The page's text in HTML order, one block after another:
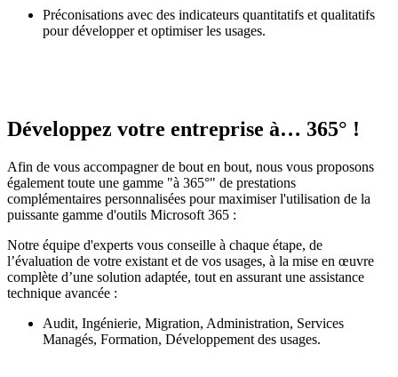
Préconisations avec des indicateurs quantitatifs et qualitatifs
pour développer et optimiser les usages.
Développez votre entreprise à… 365° !
Afin de vous accompagner de bout en bout, nous vous proposons
également toute une gamme "à 365°" de prestations
complémentaires personnalisées pour maximiser l'utilisation de la
puissante gamme d'outils Microsoft 365 :
Notre équipe d'experts vous conseille à chaque étape, de
l’évaluation de votre existant et de vos usages, à la mise en œuvre
complète d’une solution adaptée, tout en assurant une assistance
technique avancée :
Audit, Ingénierie, Migration, Administration, Services
Managés, Formation, Développement des usages.